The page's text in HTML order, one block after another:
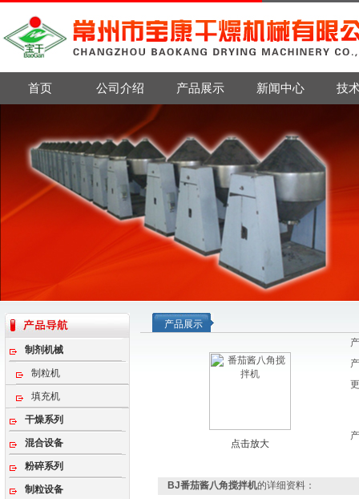
首页 公司介绍 产品展示 新闻中心 技
制剂机械
制粒机
填充机
干燥系列
混合设备
粉碎系列
制粒设备
产品展示
点击放大
BJ番茄酱八角搅拌机的详细资料：